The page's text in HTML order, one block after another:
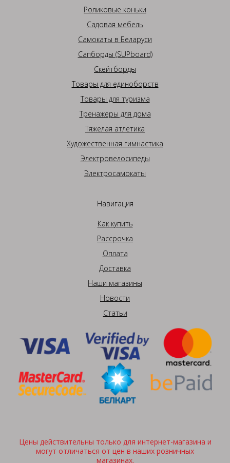
Роликовые коньки
Садовая мебель
Самокаты в Беларуси
Сапборды (SUPboard)
Скейтборды
Товары для единоборств
Товары для туризма
Тренажеры для дома
Тяжелая атлетика
Художественная гимнастика
Электровелосипеды
Электросамокаты
Навигация
Как купить
Рассрочка
Оплата
Доставка
Наши магазины
Новости
Статьи
Цены действительны только для интернет-магазина и
могут отличаться от цен в наших розничных
магазинах.